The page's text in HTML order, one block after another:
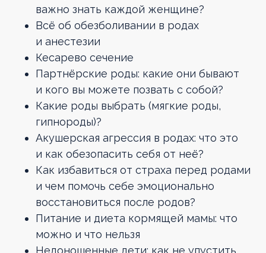
важно знать каждой женщине?
Всё об обезболивании в родах
и анестезии
Кесарево сечение
Партнёрские роды: какие они бывают
и кого вы можете позвать с собой?
Какие роды выбрать (мягкие роды,
гипнороды)?
Акушерская агрессия в родах: что это
и как обезопасить себя от неё?
Как избавиться от страха перед родами
и чем помочь себе эмоционально
восстановиться после родов?
Питание и диета кормящей мамы: что
можно и что нельзя
Недоношенные дети: как не упустить